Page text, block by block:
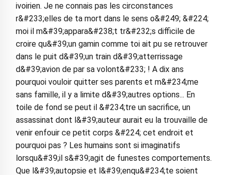
ivoirien. Je ne connais pas les circonstances
r&#233;elles de ta mort dans le sens o&#249; &#224;
moi il m&#39;appara&#238;t tr&#232;s difficile de
croire qu&#39;un gamin comme toi ait pu se retrouver
dans le puit d&#39;un train d&#39;atterrissage
d&#39;avion de par sa volont&#233; ! A dix ans
pourquoi vouloir quitter ses parents et m&#234;me
sans famille, il y a limite d&#39;autres options... En
toile de fond se peut il &#234;tre un sacrifice, un
assassinat dont l&#39;auteur aurait eu la trouvaille de
venir enfouir ce petit corps &#224; cet endroit et
pourquoi pas ? Les humains sont si imaginatifs
lorsqu&#39;il s&#39;agit de funestes comportements.
Que l&#39;autopsie et l&#39;enqu&#234;te soient